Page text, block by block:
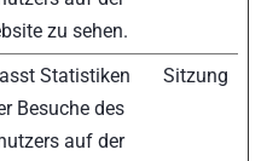
zu sehen.
Statistiken
Besuche des
auf der
Sitzung